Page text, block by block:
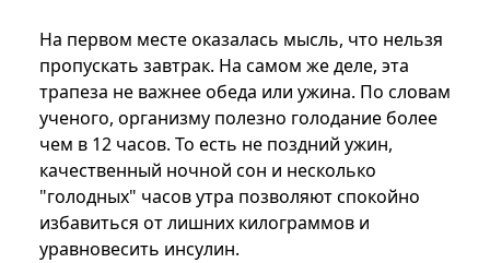
На первом месте оказалась мысль, что нельзя
пропускать завтрак. На самом же деле, эта
трапеза не важнее обеда или ужина. По словам
ученого, организму полезно голодание более
чем в 12 часов. То есть не поздний ужин,
качественный ночной сон и несколько
"голодных" часов утра позволяют спокойно
избавиться от лишних килограммов и
уравновесить инсулин.